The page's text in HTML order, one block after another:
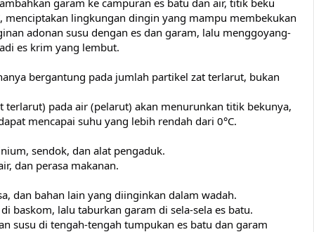
menciptakan lingkungan dingin yang mampu membekukan
adonan susu dengan es dan garam, lalu menggoyang-
es krim yang lembut.
bergantung pada jumlah partikel zat terlarut, bukan
terlarut) pada air (pelarut) akan menurunkan titik bekunya,
mencapai suhu yang lebih rendah dari 0°C.
sendok, dan alat pengaduk.
dan perasa makanan.
dan bahan lain yang diinginkan dalam wadah.
baskom, lalu taburkan garam di sela-sela es batu.
susu di tengah-tengah tumpukan es batu dan garam